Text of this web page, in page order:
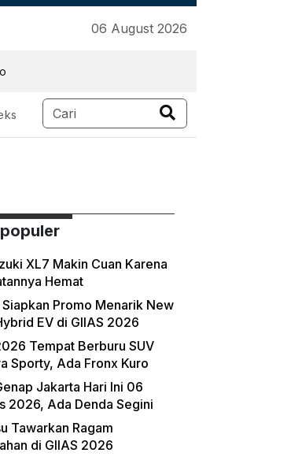
06 August 2026
XL7 Makin Cuan Karena
Hemat
Promo Menarik New
EV di GIIAS 2026
Tempat Berburu SUV
Sporty, Ada Fronx Kuro
Jakarta Hari Ini 06
2026, Ada Denda Segini
Tawarkan Ragam
di GIIAS 2026